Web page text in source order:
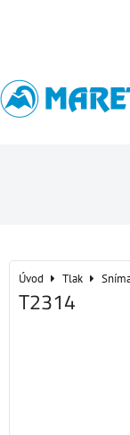
Úvod Tlak
T2314